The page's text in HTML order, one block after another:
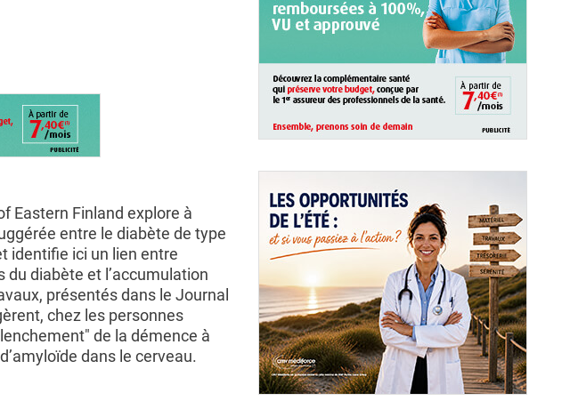
Eastern Finland explore à
entre le diabète de type
identifie ici un lien entre
diabète et l’accumulation
présentés dans le Journal
chez les personnes
de la démence à
dans le cerveau.